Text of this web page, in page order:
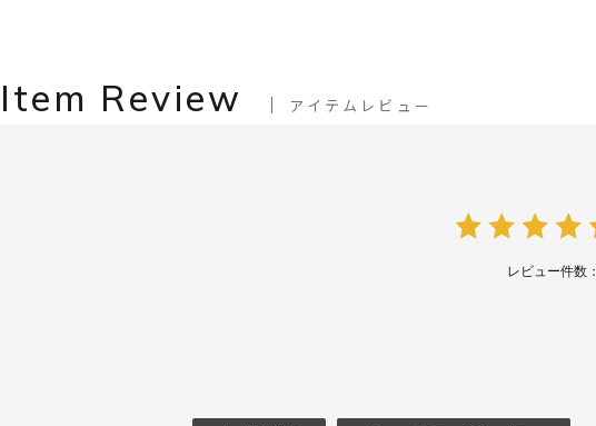
Item Review アイテムレビュー
レビュー件数：